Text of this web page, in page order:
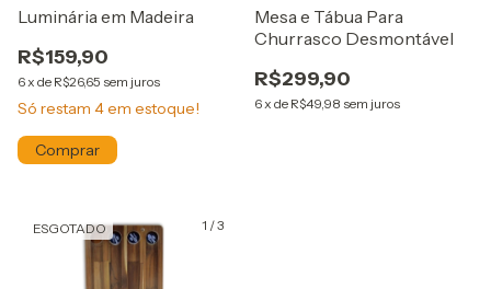
Luminária em Madeira
R$159,90
6x de R$26,65 sem juros
Só restam 4em estoque!
Mesa e Tábua Para
Churrasco Desmontável
R$299,90
6x de R$49,98 sem juros
1 /3
ESGOTADO